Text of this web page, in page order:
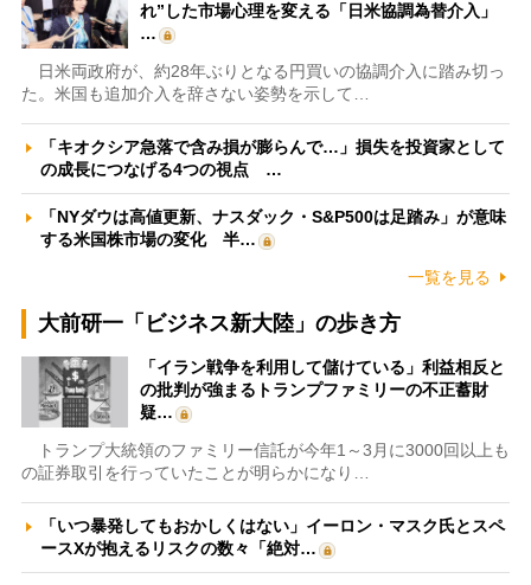
れ”した市場心理を変える「日米協調為替介入」
…
日米両政府が、約28年ぶりとなる円買いの協調介入に踏み切っ
た。米国も追加介入を辞さない姿勢を示して…
「キオクシア急落で含み損が膨らんで…」損失を投資家として
の成長につなげる4つの視点 …
「NYダウは高値更新、ナスダック・S&P500は足踏み」が意味
する米国株市場の変化 半…
一覧を見る
大前研一「ビジネス新大陸」の歩き方
「イラン戦争を利用して儲けている」利益相反と
の批判が強まるトランプファミリーの不正蓄財
疑…
トランプ大統領のファミリー信託が今年1～3月に3000回以上も
の証券取引を行っていたことが明らかになり…
「いつ暴発してもおかしくはない」イーロン・マスク氏とスペ
ースXが抱えるリスクの数々「絶対…